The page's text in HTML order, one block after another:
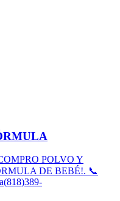
POLVO Y
DE BEBÉ!. 📞